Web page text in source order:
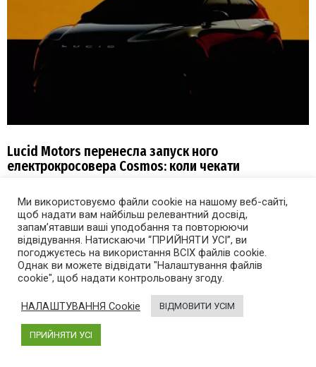
Lucid Motors перенесла запуск ного
електрокросовера Cosmos: коли чекати
Ми використовуємо файли cookie на нашому веб-сайті,
щоб надати вам найбільш релевантний досвід,
запам’ятавши ваші уподобання та повторюючи
відвідування. Натискаючи “ПРИЙНЯТИ УСІ”, ви
погоджуєтесь на використання ВСІХ файлів cookie.
Однак ви можете відвідати "Налаштування файлів
cookie", щоб надати контрольовану згоду.
НАЛАШТУВАННЯ Cookie ВІДМОВИТИ УСІМ
ПРИЙНЯТИ УСІ